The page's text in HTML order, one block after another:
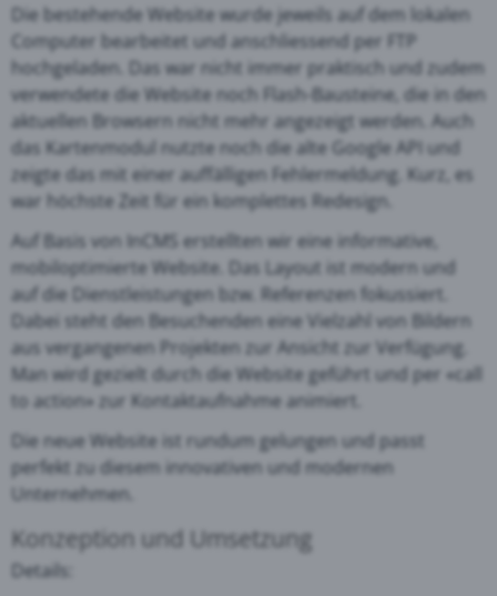
Die bestehende Website wurde jeweils auf dem lokalen
Computer bearbeitet und anschliessend per FTP
hochgeladen. Das war nicht immer praktisch und zudem
verwendete die Website noch Flash-Bausteine, die in den
aktuellen Browsern nicht mehr angezeigt werden. Auch
das Kartenmodul nutzte noch die alte Google API und
zeigte das mit einer auffälligen Fehlermeldung. Kurz, es
war höchste Zeit für ein komplettes Redesign.
Auf Basis von InCMS erstellten wir eine informative,
mobiloptimierte Website. Das Layout ist modern und
auf die Dienstleistungen bzw. Referenzen fokussiert.
Dabei steht den Besuchenden eine Vielzahl von Bildern
aus vergangenen Projekten zur Ansicht zur Verfügung.
Man wird gezielt durch die Website geführt und per «call
to action» zur Kontaktaufnahme animiert.
Die neue Website ist rundum gelungen und passt
perfekt zu diesem innovativen und modernen
Unternehmen.
Konzeption und Umsetzung
Details: